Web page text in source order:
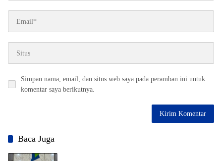
Simpan nama, email, dan situs web saya pada peramban ini untuk
komentar saya berikutnya.
Baca Juga